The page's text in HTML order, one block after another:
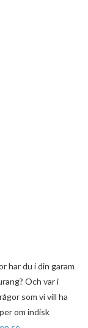
har du i din garam
Och var i
som vi vill ha
om indisk